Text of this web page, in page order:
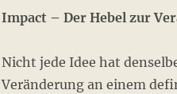
Impact – Der Hebel zur
Nicht jede Idee hat
Veränderung an einem